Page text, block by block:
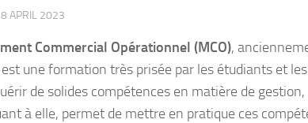
APRIL 2023
Commercial Opérationnel (MCO),
une formation très prisée par les étudiants et
de solides compétences en matière de
à elle, permet de mettre en pratique ces